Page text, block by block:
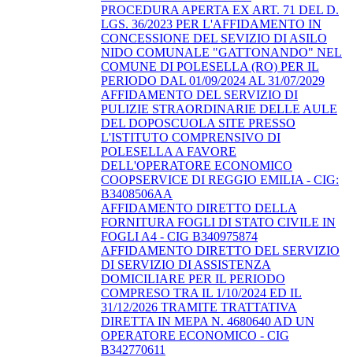
PROCEDURA APERTA EX ART. 71 DEL D.
LGS. 36/2023 PER L'AFFIDAMENTO IN
CONCESSIONE DEL SEVIZIO DI ASILO
NIDO COMUNALE "GATTONANDO" NEL
COMUNE DI POLESELLA (RO) PER IL
PERIODO DAL 01/09/2024 AL 31/07/2029
AFFIDAMENTO DEL SERVIZIO DI
PULIZIE STRAORDINARIE DELLE AULE
DEL DOPOSCUOLA SITE PRESSO
L'ISTITUTO COMPRENSIVO DI
POLESELLA A FAVORE
DELL'OPERATORE ECONOMICO
COOPSERVICE DI REGGIO EMILIA - CIG:
B3408506AA
AFFIDAMENTO DIRETTO DELLA
FORNITURA FOGLI DI STATO CIVILE IN
FOGLI A4 - CIG B340975874
AFFIDAMENTO DIRETTO DEL SERVIZIO
DI SERVIZIO DI ASSISTENZA
DOMICILIARE PER IL PERIODO
COMPRESO TRA IL 1/10/2024 ED IL
31/12/2026 TRAMITE TRATTATIVA
DIRETTA IN MEPA N. 4680640 AD UN
OPERATORE ECONOMICO - CIG
B342770611